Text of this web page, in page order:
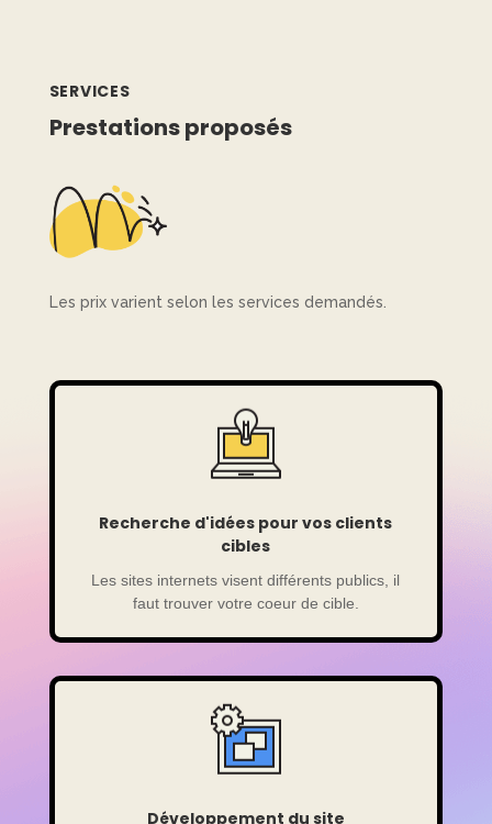
SERVICES
Prestations proposés
Les prix varient selon les services demandés.
Recherche d'idées pour vos clients
cibles
Les sites internets visent différents publics, il
faut trouver votre coeur de cible.
Développement du site